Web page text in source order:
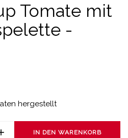
Tomate mit
-
hergestellt
IN DEN WARENKORB